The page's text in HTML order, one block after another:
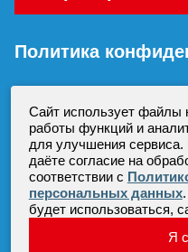
Политика
данных
Все права защищены.
Сайт использует файлы
работы функций и
для улучшения
даёте согласие на
соответствии с
персональных данных
будет использоваться,
Я